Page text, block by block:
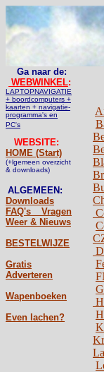
Ga naar de:
WEBWINKEL:
LAPTOPNAVIGATIE
+ boordcomputers +
kaarten + navigatie-
programma's en
PC's
WEBSITE:
HOME (Start)
(+lgemeen overzicht
& downloads)
ALGEMEEN:
Downloads
FAQ's _ Vragen
Weer & Nieuws
BESTELWIJZE
Gratis
Adverteren
Wapenboeken
Even lachen?